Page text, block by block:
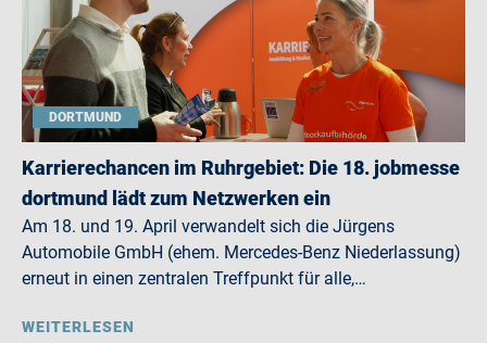
DORTMUND
Karrierechancen im Ruhrgebiet: Die 18. jobmesse
dortmund lädt zum Netzwerken ein
Am 18. und 19. April verwandelt sich die Jürgens
Automobile GmbH (ehem. Mercedes-Benz Niederlassung)
erneut in einen zentralen Treffpunkt für alle,…
WEITERLESEN